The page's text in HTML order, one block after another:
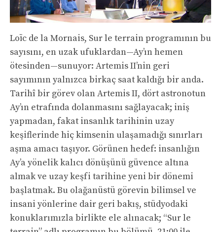
Loïc de la Mornais, Sur le terrain programının bu
sayısını, en uzak ufuklardan—Ay’ın hemen
ötesinden—sunuyor: Artemis II’nin geri
sayımının yalnızca birkaç saat kaldığı bir anda.
Tarihî bir görev olan Artemis II, dört astronotun
Ay’ın etrafında dolanmasını sağlayacak; iniş
yapmadan, fakat insanlık tarihinin uzay
keşiflerinde hiç kimsenin ulaşamadığı sınırları
aşma amacı taşıyor. Görünen hedef: insanlığın
Ay’a yönelik kalıcı dönüşünü güvence altına
almak ve uzay keşfi tarihine yeni bir dönemi
başlatmak. Bu olağanüstü görevin bilimsel ve
insani yönlerine dair geri bakış, stüdyodaki
konuklarımızla birlikte ele alınacak; “Sur le